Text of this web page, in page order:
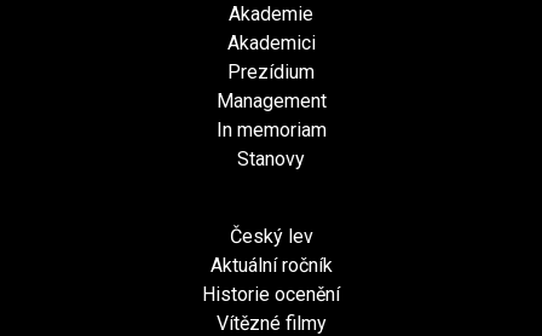
Akademie
Akademici
Prezídium
Management
In memoriam
Stanovy
Český lev
Aktuální ročník
Historie ocenění
Vítězné filmy